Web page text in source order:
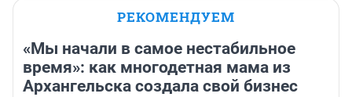
РЕКОМЕНДУЕМ
«Мы начали в самое нестабильное
время»: как многодетная мама из
Архангельска создала свой бизнес